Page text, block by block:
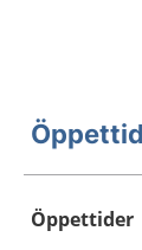
Öppettider